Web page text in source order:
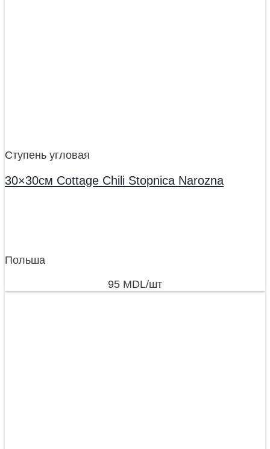
Ступень угловая
30×30см Cottage Chili Stopnica Narozna
Польша
95 MDL/шт